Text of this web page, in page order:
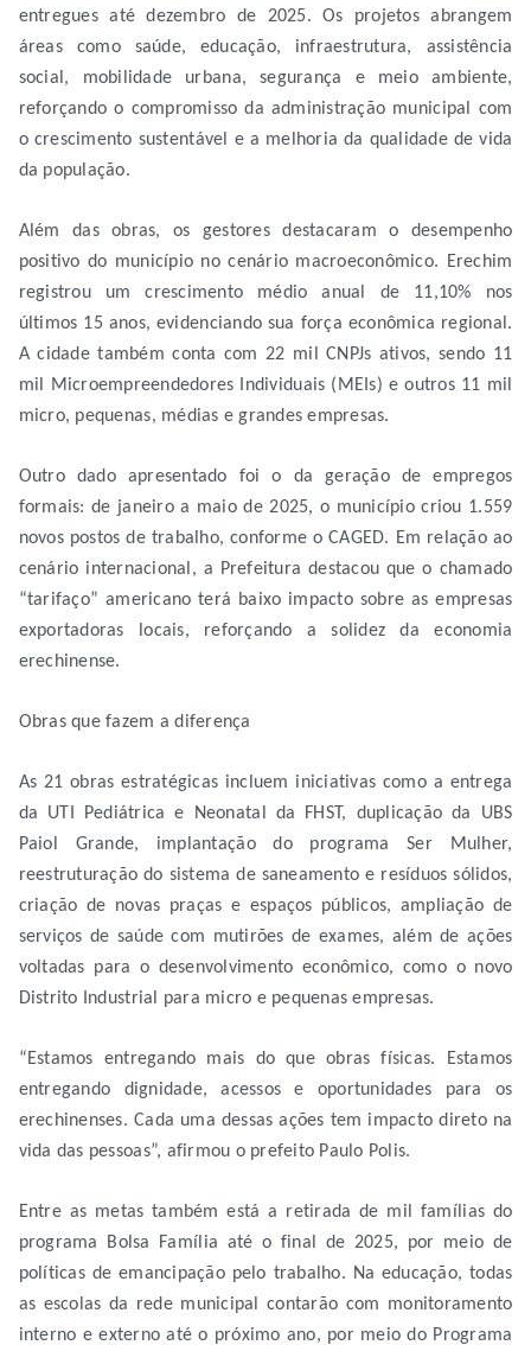
entregues até dezembro de 2025. Os projetos abrangem
áreas como saúde, educação, infraestrutura, assistência
social, mobilidade urbana, segurança e meio ambiente,
reforçando o compromisso da administração municipal com
o crescimento sustentável e a melhoria da qualidade de vida
da população.
Além das obras, os gestores destacaram o desempenho
positivo do município no cenário macroeconômico. Erechim
registrou um crescimento médio anual de 11,10% nos
últimos 15 anos, evidenciando sua força econômica regional.
A cidade também conta com 22 mil CNPJs ativos, sendo 11
mil Microempreendedores Individuais (MEIs) e outros 11 mil
micro, pequenas, médias e grandes empresas.
Outro dado apresentado foi o da geração de empregos
formais: de janeiro a maio de 2025, o município criou 1.559
novos postos de trabalho, conforme o CAGED. Em relação ao
cenário internacional, a Prefeitura destacou que o chamado
“tarifaço” americano terá baixo impacto sobre as empresas
exportadoras locais, reforçando a solidez da economia
erechinense.
Obras que fazem a diferença
As 21 obras estratégicas incluem iniciativas como a entrega
da UTI Pediátrica e Neonatal da FHST, duplicação da UBS
Paiol Grande, implantação do programa Ser Mulher,
reestruturação do sistema de saneamento e resíduos sólidos,
criação de novas praças e espaços públicos, ampliação de
serviços de saúde com mutirões de exames, além de ações
voltadas para o desenvolvimento econômico, como o novo
Distrito Industrial para micro e pequenas empresas.
“Estamos entregando mais do que obras físicas. Estamos
entregando dignidade, acessos e oportunidades para os
erechinenses. Cada uma dessas ações tem impacto direto na
vida das pessoas”, afirmou o prefeito Paulo Polis.
Entre as metas também está a retirada de mil famílias do
programa Bolsa Família até o final de 2025, por meio de
políticas de emancipação pelo trabalho. Na educação, todas
as escolas da rede municipal contarão com monitoramento
interno e externo até o próximo ano, por meio do Programa